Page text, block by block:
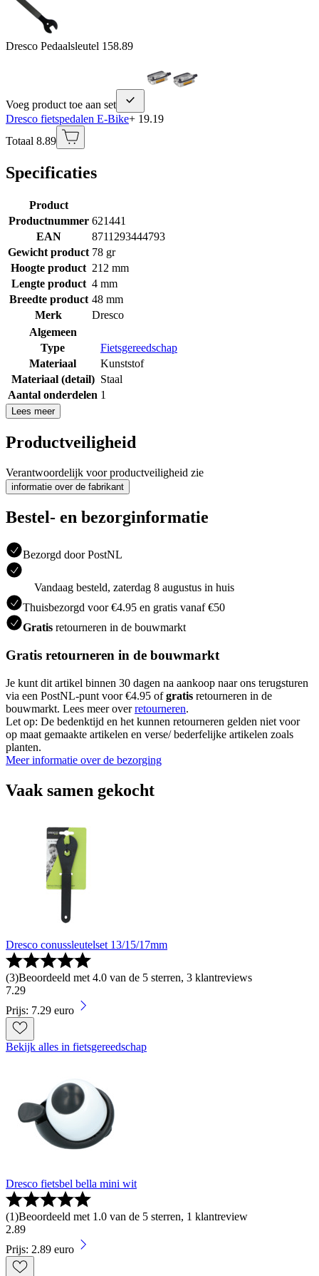
Dresco Pedaalsleutel 158.89
Voeg product toe aan set
Dresco fietspedalen E-Bike+ 19.19
Totaal 8.89
Specificaties
Product
Productnummer 621441
EAN
8711293444793
Gewicht product 78 gr
Hoogte product 212 mm
Lengte product 4 mm
Breedte product 48 mm
Merk
Dresco
Algemeen
Type
Fietsgereedschap
Materiaal
Kunststof
Materiaal (detail) Staal
Aantal onderdelen 1
Lees meer
Productveiligheid
Verantwoordelijk voor productveiligheid zie
informatie over de fabrikant
Bestel- en bezorginformatie
Bezorgd door PostNL
Vandaag besteld, zaterdag 8 augustus in huis
Thuisbezorgd voor €4.95 en gratis vanaf €50
Gratis retourneren in de bouwmarkt
Gratis retourneren in de bouwmarkt
Je kunt dit artikel binnen 30 dagen na aankoop naar ons terugsturen
via een PostNL-punt voor €4.95 ofgratis retourneren in de
bouwmarkt. Lees meer overretourneren.
Let op: De bedenktijd en het kunnen retourneren gelden niet voor
op maat gemaakte artikelen en verse/ bederfelijke artikelen zoals
planten.
Meer informatie over de bezorging
Vaak samen gekocht
Dresco conussleutelset 13/15/17mm
(3)Beoordeeld met 4.0 van de 5 sterren, 3 klantreviews
7.29
Prijs: 7.29 euro
Bekijk alles in fietsgereedschap
Dresco fietsbel bella mini wit
(1)Beoordeeld met 1.0 van de 5 sterren, 1 klantreview
2.89
Prijs: 2.89 euro